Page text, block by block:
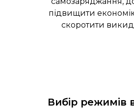
Вибір режимів
підвищити
скоротити